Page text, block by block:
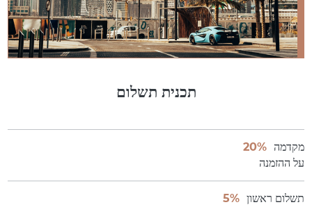
תכנית תשלום
מקדמה 20%
על ההזמנה
תשלום ראשון 5%